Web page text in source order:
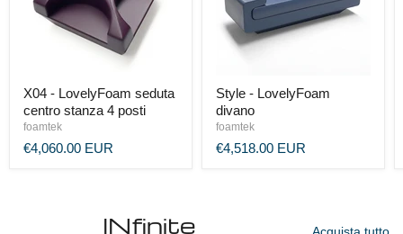
X04 - LovelyFoam seduta
centro stanza 4 posti
foamtek
€4,060.00 EUR
Style - LovelyFoam
divano
foamtek
€4,518.00 EUR
INfinite